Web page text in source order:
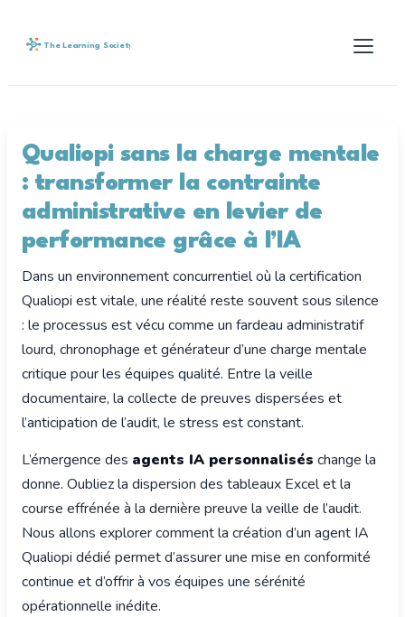
The Learning Society
Qualiopi sans la charge mentale
: transformer la contrainte
administrative en levier de
performance grâce à l’IA
Dans un environnement concurrentiel où la certification
Qualiopi est vitale, une réalité reste souvent sous silence
: le processus est vécu comme un fardeau administratif
lourd, chronophage et générateur d’une charge mentale
critique pour les équipes qualité. Entre la veille
documentaire, la collecte de preuves dispersées et
l’anticipation de l’audit, le stress est constant.
L’émergence des agents IA personnalisés change la
donne. Oubliez la dispersion des tableaux Excel et la
course effrénée à la dernière preuve la veille de l’audit.
Nous allons explorer comment la création d’un agent IA
Qualiopi dédié permet d’assurer une mise en conformité
continue et d’offrir à vos équipes une sérénité
opérationnelle inédite.